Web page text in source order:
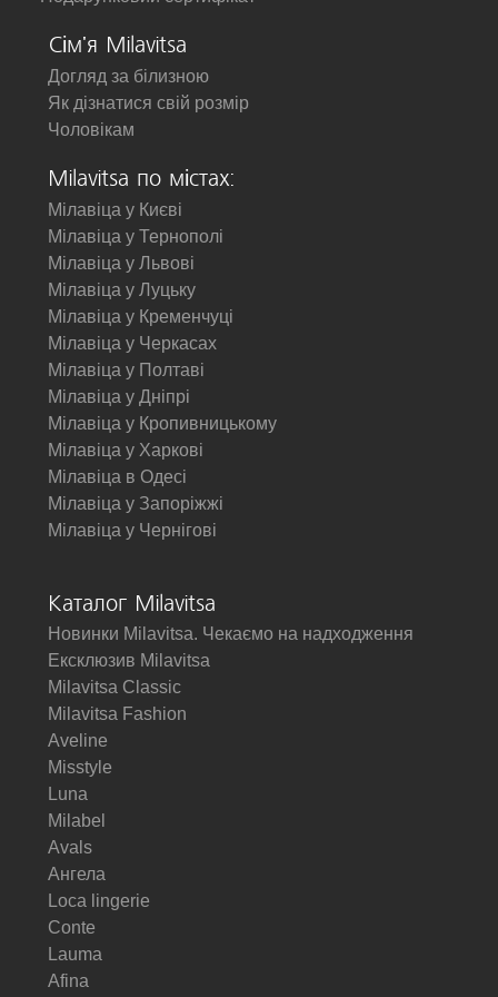
Сім'я Milavitsa
Догляд за білизною
Як дізнатися свій розмір
Чоловікам
Milavitsa по містах:
Мілавіца у Києві
Мілавіца у Тернополі
Мілавіца у Львові
Мілавіца у Луцьку
Мілавіца у Кременчуці
Мілавіца у Черкасах
Мілавіца у Полтаві
Мілавіца у Дніпрі
Мілавіца у Кропивницькому
Мілавіца у Харкові
Мілавіца в Одесі
Мілавіца у Запоріжжі
Мілавіца у Чернігові
Каталог Milavitsa
Новинки Milavitsa. Чекаємо на надходження
Ексклюзив Milavitsa
Milavitsa Classic
Milavitsa Fashion
Aveline
Misstyle
Luna
Milabel
Avals
Ангела
Loca lingerie
Conte
Lauma
Afina